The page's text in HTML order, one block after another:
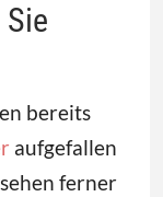
bereits
aufgefallen
ferner